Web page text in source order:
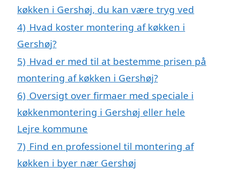
køkken i Gershøj, du kan være tryg ved
4) Hvad koster montering af køkken i
Gershøj?
5) Hvad er med til at bestemme prisen på
montering af køkken i Gershøj?
6) Oversigt over firmaer med speciale i
køkkenmontering i Gershøj eller hele
Lejre kommune
7) Find en professionel til montering af
køkken i byer nær Gershøj